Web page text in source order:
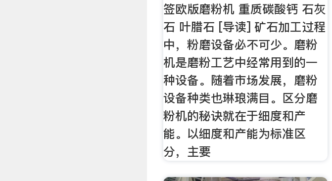
签欧版磨粉机 重质碳酸钙 石灰
石 叶腊石 [导读] 矿石加工过程
中，粉磨设备必不可少。磨粉
机是磨粉工艺中经常用到的一
种设备。随着市场发展，磨粉
设备种类也琳琅满目。区分磨
粉机的秘诀就在于细度和产
能。以细度和产能为标准区
分，主要